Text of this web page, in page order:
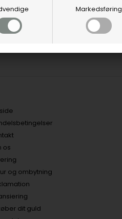
Markedsføring
Smykkesæt
os
og ombytning
dit guld